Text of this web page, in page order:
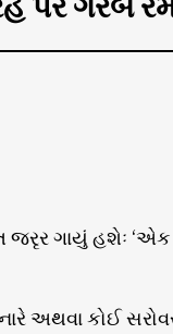
ગાયું હશેઃ ‘એક
અથવા કોઈ